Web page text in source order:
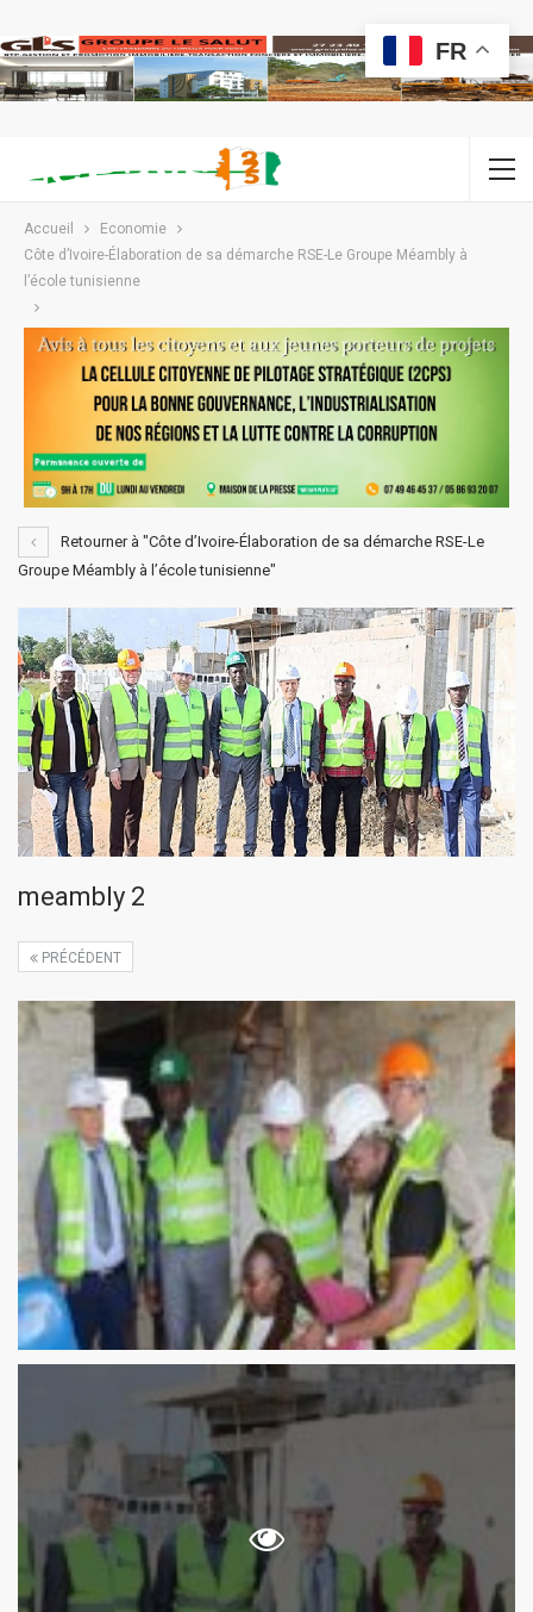
Accueil
Economie
Côte d’Ivoire-Élaboration de sa démarche RSE-Le Groupe Méambly à
l’école tunisienne
Retourner à "Côte d’Ivoire-Élaboration de sa démarche RSE-Le
Groupe Méambly à l’école tunisienne"
meambly 2
PRÉCÉDENT
FR